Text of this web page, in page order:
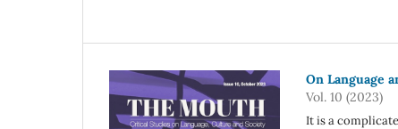
On Language
Vol. 10 (2023)
It is a